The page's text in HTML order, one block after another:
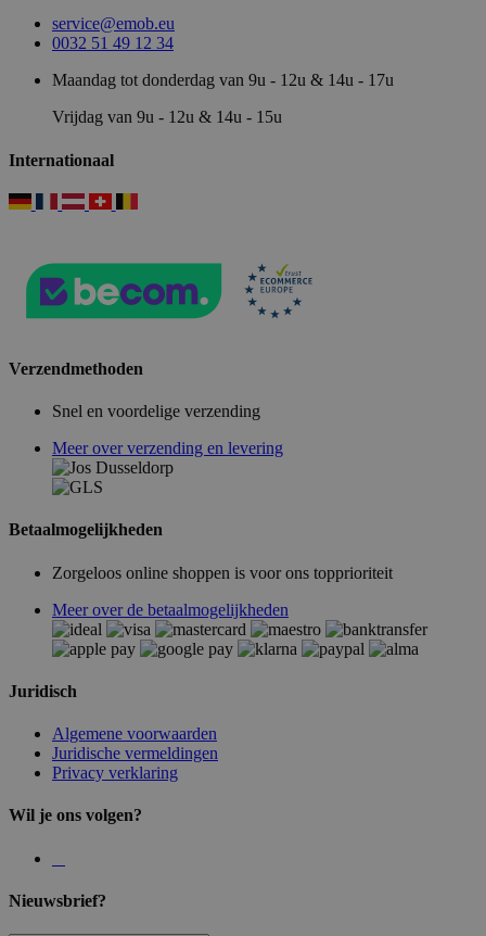
service@emob.eu
0032 51 49 12 34
Maandag tot donderdag van 9u - 12u & 14u - 17u
Vrijdag van 9u - 12u & 14u - 15u
Internationaal
Verzendmethoden
Snel en voordelige verzending
Meer over verzending en levering
Betaalmogelijkheden
Zorgeloos online shoppen is voor ons topprioriteit
Meer over de betaalmogelijkheden
Juridisch
Algemene voorwaarden
Juridische vermeldingen
Privacy verklaring
Wil je ons volgen?
Nieuwsbrief?